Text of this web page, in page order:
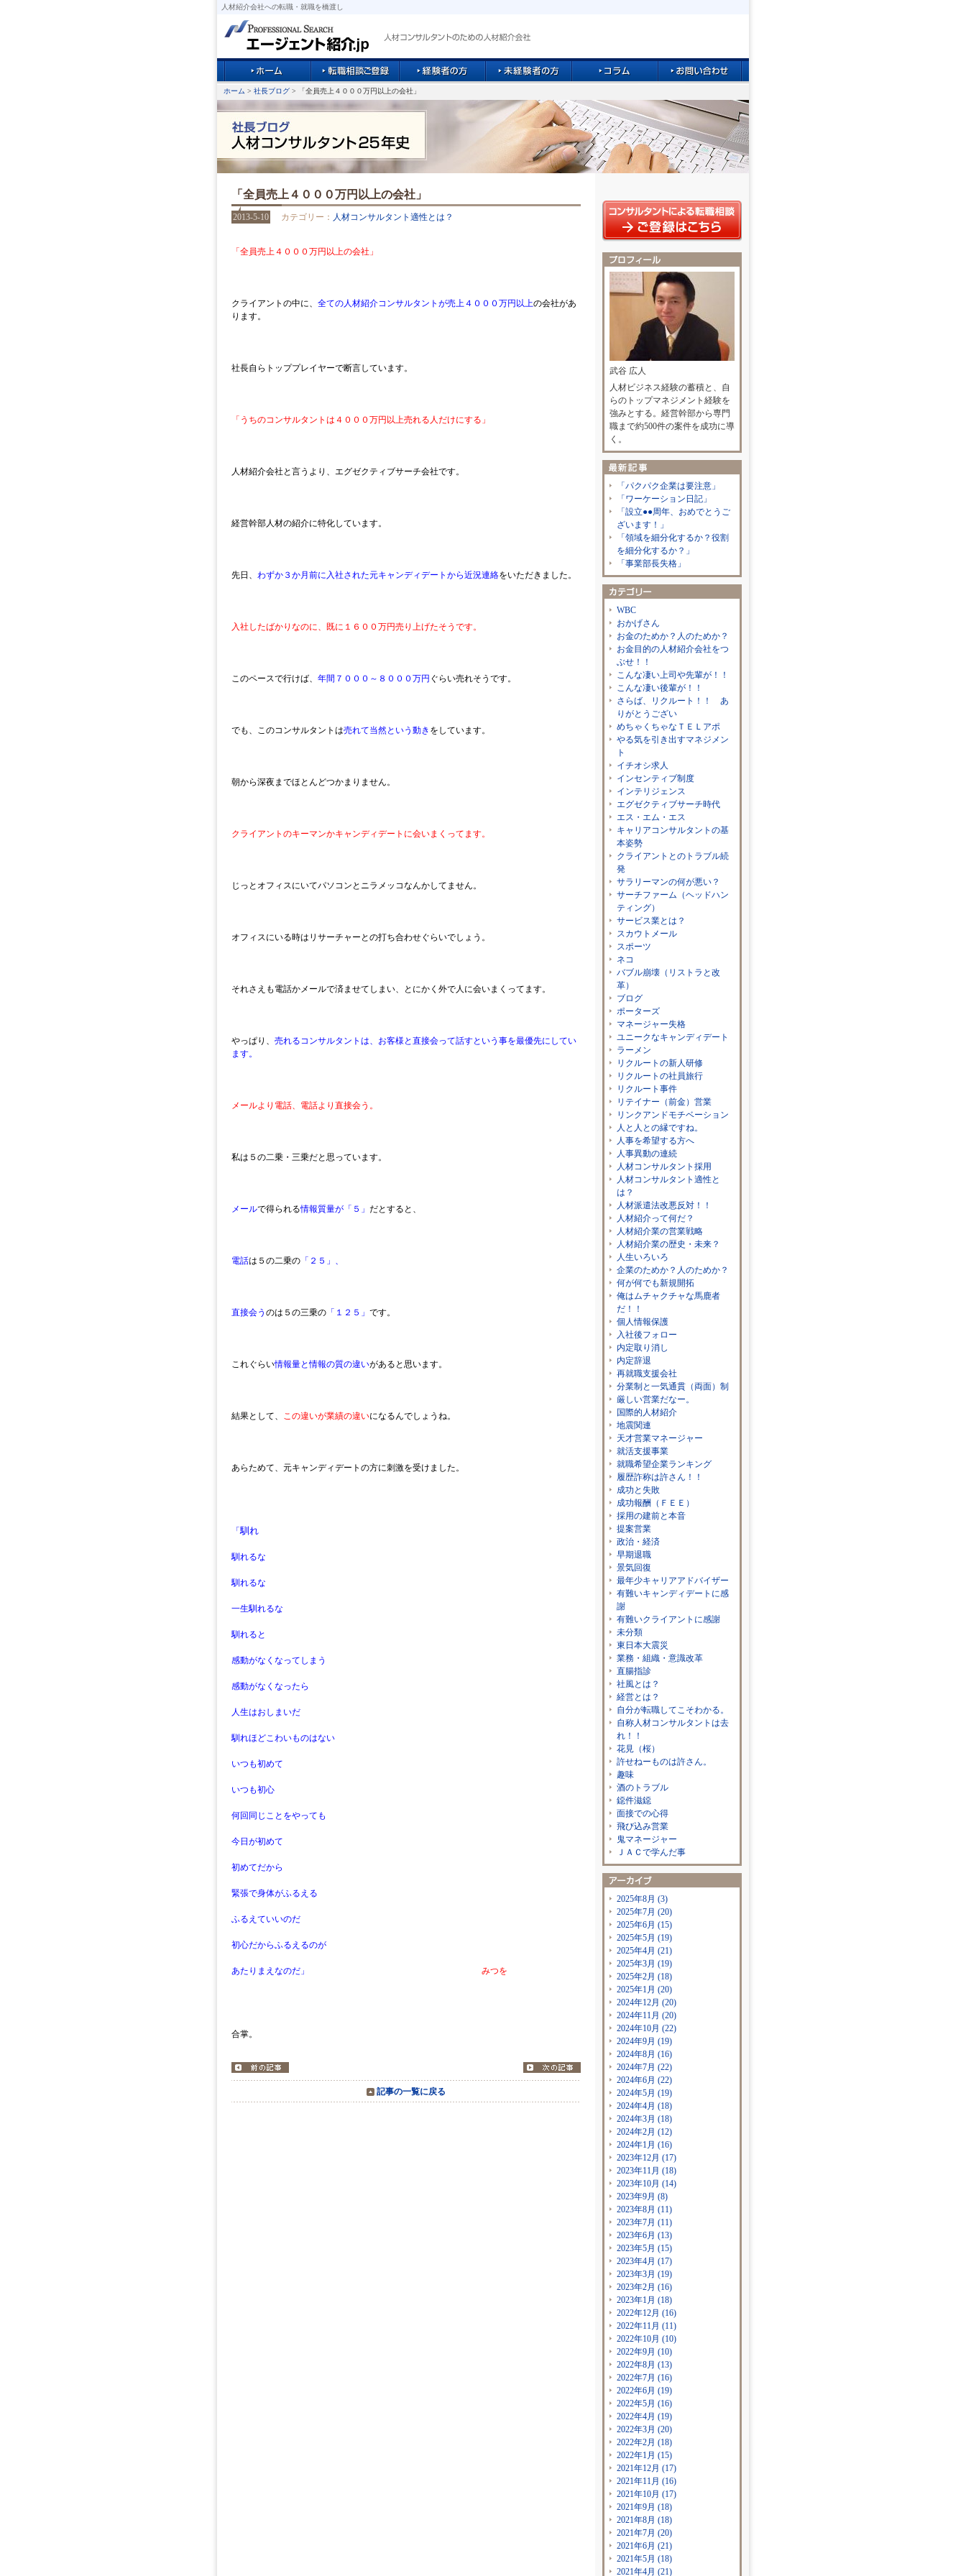
人材紹介会社への転職・就職を橋渡し
ホーム > 社長ブログ > 「全員売上４０００万円以上の会社」
「全員売上４０００万円以上の会社」
2013-5-10 カテゴリー： 人材コンサルタント適性とは？
「全員売上４０００万円以上の会社」
クライアントの中に、 全ての人材紹介コンサルタントが売上４０００万円以上の会社があ
ります。
社長自らトッププレイヤーで断言しています。
「うちのコンサルタントは４０００万円以上売れる人だけにする」
人材紹介会社と言うより、エグゼクティブサーチ会社です。
経営幹部人材の紹介に特化しています。
先日、 わずか３か月前に入社された元キャンディデートから近況連絡をいただきました。
入社したばかりなのに、既に１６００万円売り上げたそうです。
このペースで行けば、 年間７０００～８０００万円 ぐらい売れそうです。
でも、このコンサルタントは売れて当然という動き をしています。
朝から深夜までほとんどつかまりません。
クライアントのキーマンかキャンディデートに会いまくってます。
じっとオフィスにいてパソコンとニラメッコなんかしてません。
オフィスにいる時はリサーチャーとの打ち合わせぐらいでしょう。
それさえも電話かメールで済ませてしまい、とにかく外で人に会いまくってます。
やっぱり、 売れるコンサルタントは、お客様と直接会って話すという事を最優先にしてい
ます。
メールより電話、電話より直接会う。
私は５の二乗・三乗だと思っています。
メールで得られる情報質量が「５」 だとすると、
電話は５の二乗の 「２５」、
直接会う のは５の三乗の 「１２５」 です。
これぐらい情報量と情報の質の違いがあると思います。
結果として、 この違いが業績の違いになるんでしょうね。
あらためて、元キャンディデートの方に刺激を受けました。
「馴れ
馴れるな
馴れるな
一生馴れるな
馴れると
感動がなくなってしまう
感動がなくなったら
人生はおしまいだ
馴れほどこわいものはない
いつも初めて
いつも初心
何回同じことをやっても
今日が初めて
初めてだから
緊張で身体がふるえる
ふるえていいのだ
初心だからふるえるのが
あたりまえなのだ」 みつを
合掌。
記事の一覧に戻る
武谷 広人
人材ビジネス経験の蓄積と、自
らのトップマネジメント経験を
強みとする。経営幹部から専門
職まで約500件の案件を成功に導
く。
「パクパク企業は要注意」
「ワーケーション日記」
「設立●●周年、おめでとうご
ざいます！」
「領域を細分化するか？役割
を細分化するか？」
「事業部長失格」
WBC
おかげさん
お金のためか？人のためか？
お金目的の人材紹介会社をつ
ぶせ！！
こんな凄い上司や先輩が！！
こんな凄い後輩が！！
さらば、リクルート！！ あ
りがとうござい
めちゃくちゃなＴＥＬアポ
やる気を引き出すマネジメン
ト
イチオシ求人
インセンティブ制度
インテリジェンス
エグゼクティブサーチ時代
エス・エム・エス
キャリアコンサルタントの基
本姿勢
クライアントとのトラブル続
発
サラリーマンの何が悪い？
サーチファーム（ヘッドハン
ティング）
サービス業とは？
スカウトメール
スポーツ
ネコ
バブル崩壊（リストラと改
革）
ブログ
ポーターズ
マネージャー失格
ユニークなキャンディデート
ラーメン
リクルートの新人研修
リクルートの社員旅行
リクルート事件
リテイナー（前金）営業
リンクアンドモチベーション
人と人との縁ですね。
人事を希望する方へ
人事異動の連続
人材コンサルタント採用
人材コンサルタント適性と
は？
人材派遣法改悪反対！！
人材紹介って何だ？
人材紹介業の営業戦略
人材紹介業の歴史・未来？
人生いろいろ
企業のためか？人のためか？
何が何でも新規開拓
俺はムチャクチャな馬鹿者
だ！！
個人情報保護
入社後フォロー
内定取り消し
内定辞退
再就職支援会社
分業制と一気通貫（両面）制
厳しい営業だなー。
国際的人材紹介
地震関連
天才営業マネージャー
就活支援事業
就職希望企業ランキング
履歴詐称は許さん！！
成功と失敗
成功報酬（ＦＥＥ）
採用の建前と本音
提案営業
政治・経済
早期退職
景気回復
最年少キャリアアドバイザー
有難いキャンディデートに感
謝
有難いクライアントに感謝
未分類
東日本大震災
業務・組織・意識改革
直腸指診
社風とは？
経営とは？
自分が転職してこそわかる。
自称人材コンサルタントは去
れ！！
花見（桜）
許せねーものは許さん。
趣味
酒のトラブル
鐚件滋鐚
面接での心得
飛び込み営業
鬼マネージャー
ＪＡＣで学んだ事
2025年8月 (3)
2025年7月 (20)
2025年6月 (15)
2025年5月 (19)
2025年4月 (21)
2025年3月 (19)
2025年2月 (18)
2025年1月 (20)
2024年12月 (20)
2024年11月 (20)
2024年10月 (22)
2024年9月 (19)
2024年8月 (16)
2024年7月 (22)
2024年6月 (22)
2024年5月 (19)
2024年4月 (18)
2024年3月 (18)
2024年2月 (12)
2024年1月 (16)
2023年12月 (17)
2023年11月 (18)
2023年10月 (14)
2023年9月 (8)
2023年8月 (11)
2023年7月 (11)
2023年6月 (13)
2023年5月 (15)
2023年4月 (17)
2023年3月 (19)
2023年2月 (16)
2023年1月 (18)
2022年12月 (16)
2022年11月 (11)
2022年10月 (10)
2022年9月 (10)
2022年8月 (13)
2022年7月 (16)
2022年6月 (19)
2022年5月 (16)
2022年4月 (19)
2022年3月 (20)
2022年2月 (18)
2022年1月 (15)
2021年12月 (17)
2021年11月 (16)
2021年10月 (17)
2021年9月 (18)
2021年8月 (18)
2021年7月 (20)
2021年6月 (21)
2021年5月 (18)
2021年4月 (21)